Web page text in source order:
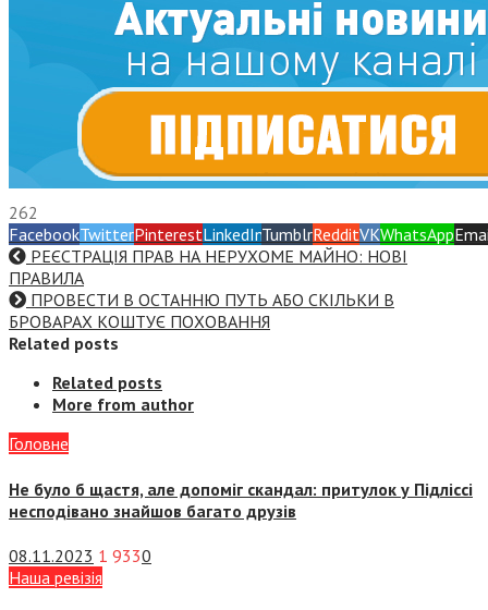
262
FacebookTwitterPinterestLinkedInTumblrRedditVKWhatsApp
РЕЄСТРАЦІЯ ПРАВ НА НЕРУХОМЕ МАЙНО: НОВІ
ПРАВИЛА
ПРОВЕСТИ В ОСТАННЮ ПУТЬ АБО СКІЛЬКИ В
БРОВАРАХ КОШТУЄ ПОХОВАННЯ
Related posts
Related posts
More from author
Головне
Не було б щастя, але допоміг скандал: притулок у Підліссі
несподівано знайшов багато друзів
08.11.2023 1 9330
Наша ревізія